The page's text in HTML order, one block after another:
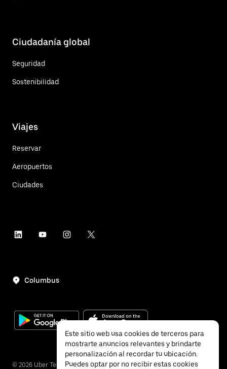
Ciudadanía global
Seguridad
Sostenibilidad
Viajes
Reservar
Aeropuertos
Ciudades
Columbus
© 2026 Uber Technologies, Inc.
Este sitio web usa cookies de terceros para
mostrarte anuncios relevantes y brindarte
personalización al recordar tu ubicación.
Puedes optar por no recibir estas cookies